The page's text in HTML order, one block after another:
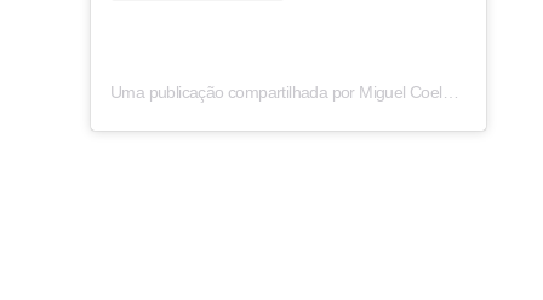
Uma publicação compartilhada por Miguel Coelho (@miguelcoelhope)